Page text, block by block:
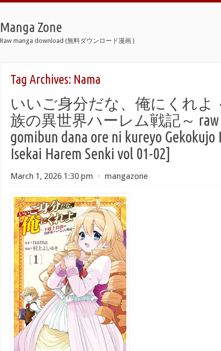
Manga Zone
Raw manga download (無料ダウンロード漫画 )
Tag Archives: Nama
いいご身分だな、俺にくれよ
族の異世界ハーレム戦記～ raw
gomibun dana ore ni kureyo Gekokujo
Isekai Harem Senki vol 01-02]
March 1, 2026 1:30 pm ⋅ mangazone